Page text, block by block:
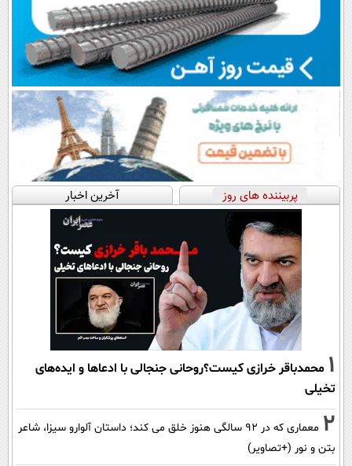
پربیننده های روز آخرین اخبار
1 محمدباقر خرازی کیست؟روحانی جنجالی با ادعاها و ایده‌های
تخیلی
2
معماری که در 92 سالگی هنوز خلق می کند؛ داستان آلوارو سیزا، شاعر
بتن و نور (+تصاویر)